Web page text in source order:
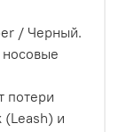
/ Черный.
потери
(Leash) и